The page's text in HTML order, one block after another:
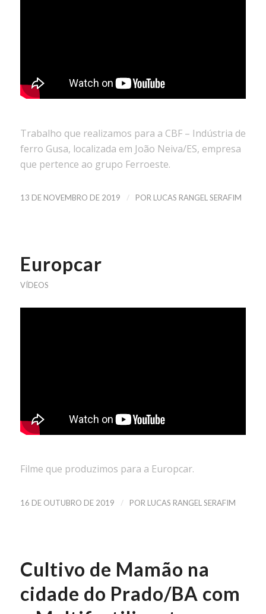
Trabalho que realizamos para a CBF – Indústria de
ferro Gusa, localizada em João Neiva/ES, empresa
que pertence ao grupo Ferroeste.
13 DE NOVEMBRO DE 2019 / POR LUCAS RANGEL SERAFIM
Europcar
VÍDEOS
Filme que produzimos para a Europcar.
16 DE OUTUBRO DE 2019 / POR LUCAS RANGEL SERAFIM
Cultivo de Mamão na
cidade do Prado/BA com